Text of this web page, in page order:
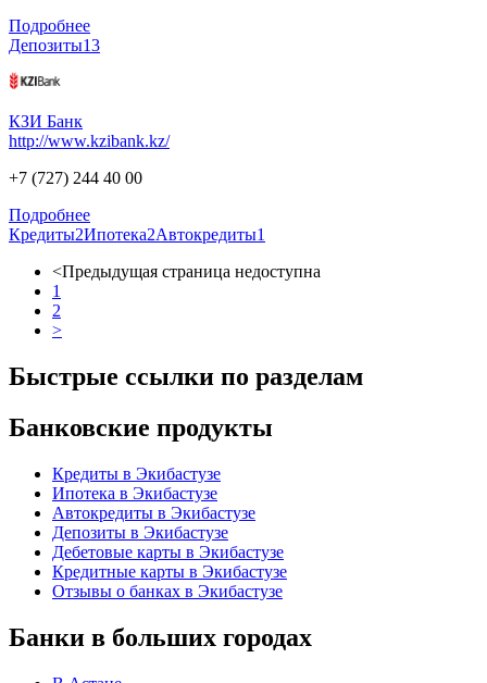
Подробнее
Депозиты13
КЗИ Банк
http://www.kzibank.kz/
+7 (727) 244 40 00
Подробнее
Кредиты2Ипотека2Автокредиты1
<Предыдущая страница недоступна
1
2
>
Быстрые ссылки по разделам
Банковские продукты
Кредиты в Экибастузе
Ипотека в Экибастузе
Автокредиты в Экибастузе
Депозиты в Экибастузе
Дебетовые карты в Экибастузе
Кредитные карты в Экибастузе
Отзывы о банках в Экибастузе
Банки в больших городах